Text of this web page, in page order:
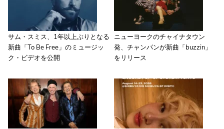
サム・スミス、1年以上ぶりとなる
新曲「To Be Free」のミュージッ
ク・ビデオを公開
ニューヨークのチャイナタウン
発、チャンパンが新曲「buzzin」
をリリース